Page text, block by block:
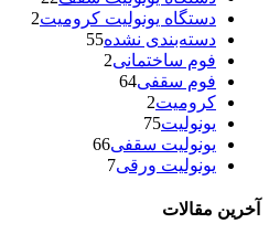
دستگاه یونولیت کرومیت2
دسته‌بندی نشده55
فوم ساختمانی2
فوم سقفی64
کرومیت2
یونولیت75
یونولیت سقفی66
یونولیت ورقی7
آخرین مقالات